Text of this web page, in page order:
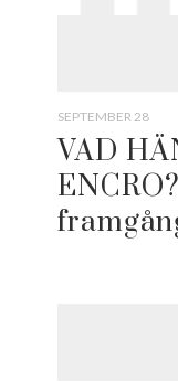
SEPTEMBER 28
VAD